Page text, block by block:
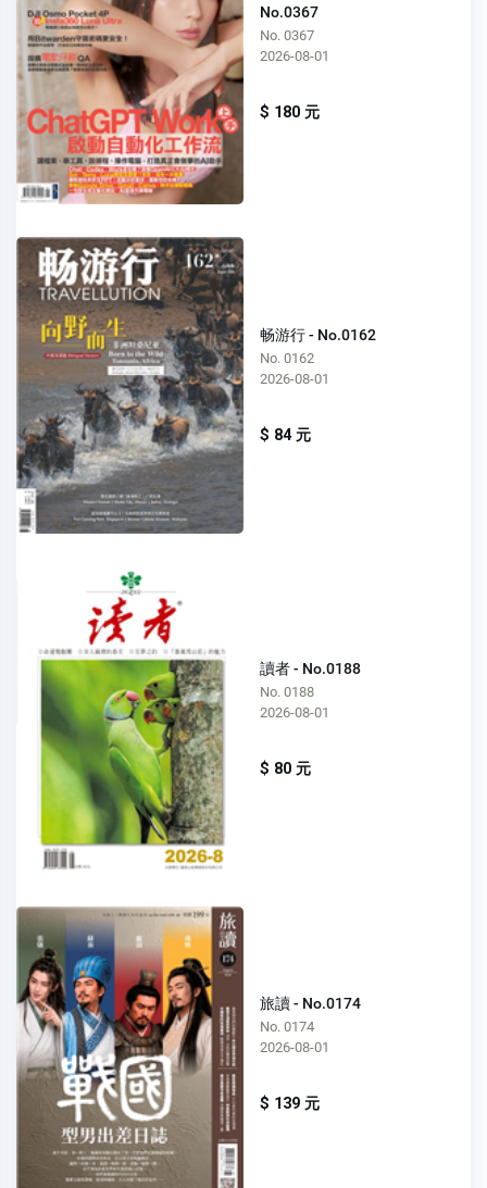
No.0367
No. 0367
2026-08-01
$ 180 元
畅游行 - No.0162
No. 0162
2026-08-01
$ 84 元
讀者 - No.0188
No. 0188
2026-08-01
$ 80 元
旅讀 - No.0174
No. 0174
2026-08-01
$ 139 元